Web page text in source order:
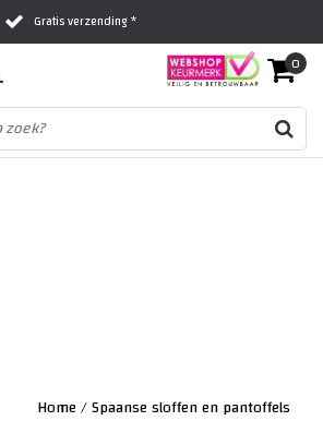
Gratis verzending *
Al 16 jaar het vertrouwde adres
Fysieke winkel in Zwolle
0
Home/Spaanse sloffen en pantoffels